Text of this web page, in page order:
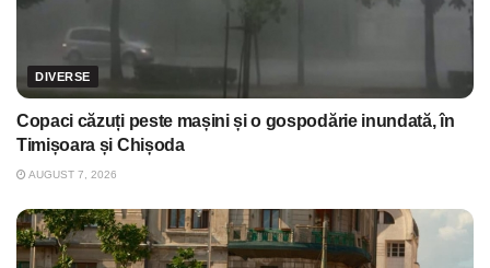
DIVERSE
Copaci căzuți peste mașini și o gospodărie inundată, în
Timișoara și Chișoda
AUGUST 7, 2026